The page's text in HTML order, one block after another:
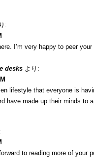
:
I’m very happy to peer
desks より:
lifestyle that everyone is
have made up their minds
to reading more of your